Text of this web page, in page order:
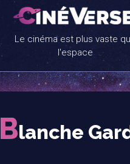
Le cinéma est plus vaste
l'espace
Blanche